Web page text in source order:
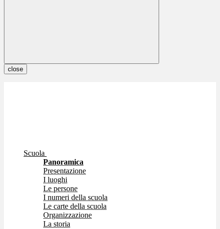
close
Scuola
Panoramica
Presentazione
I luoghi
Le persone
I numeri della scuola
Le carte della scuola
Organizzazione
La storia